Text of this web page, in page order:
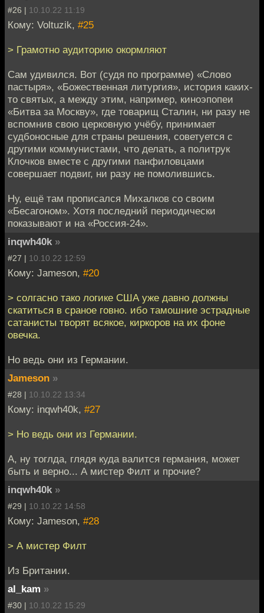
#26 | 10.10.22 11:19
Кому: Voltuzik, #25
> Грамотно аудиторию окормляют
Сам удивился. Вот (судя по программе) «Слово
пастыря», «Божественная литургия», история каких-
то святых, а между этим, например, киноэпопеи
«Битва за Москву», где товарищ Сталин, ни разу не
вспомнив свою церковную учёбу, принимает
судбоносные для страны решения, советуется с
другими коммунистами, что делать, а политрук
Клочков вместе с другими панфиловцами
совершает подвиг, ни разу не помолившись.
Ну, ещё там прописался Михалков со своим
«Бесагоном». Хотя последний периодически
показывают и на «Россия-24».
inqwh40k »
#27 | 10.10.22 12:59
Кому: Jameson, #20
> солгасно тако логике США уже давно должны
скатиться в сраное говно. ибо тамошние эстрадные
сатанисты творят всякое, киркоров на их фоне
овечка.
Но ведь они из Германии.
Jameson »
#28 | 10.10.22 13:34
Кому: inqwh40k, #27
> Но ведь они из Германии.
А, ну тоглда, глядя куда валится германия, может
быть и верно... А мистер Филт и прочие?
inqwh40k »
#29 | 10.10.22 14:58
Кому: Jameson, #28
> А мистер Филт
Из Британии.
al_kam »
#30 | 10.10.22 15:29